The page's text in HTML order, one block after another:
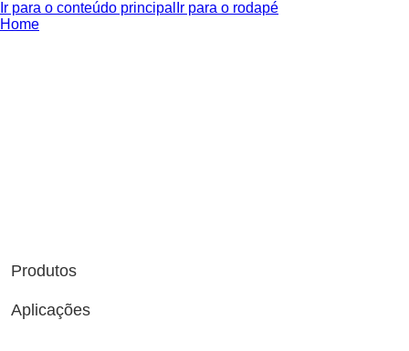
Ir para o conteúdo principal Ir para o rodapé
Home
Produtos
Aplicações